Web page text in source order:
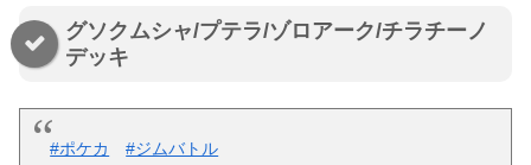
グソクムシャ/プテラ/ゾロアーク/チラチーノ
デッキ
#ポケカ
#ジムバトル